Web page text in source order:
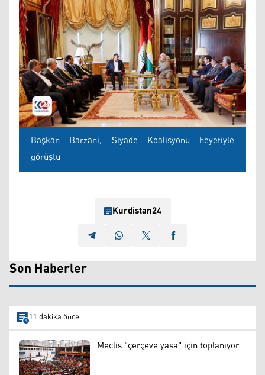
Başkan Barzani, Siyade Koalisyonu heyetiyle
görüştü
Kurdistan24
Son Haberler
11 dakika önce
Meclis "çerçeve yasa" için toplanıyor